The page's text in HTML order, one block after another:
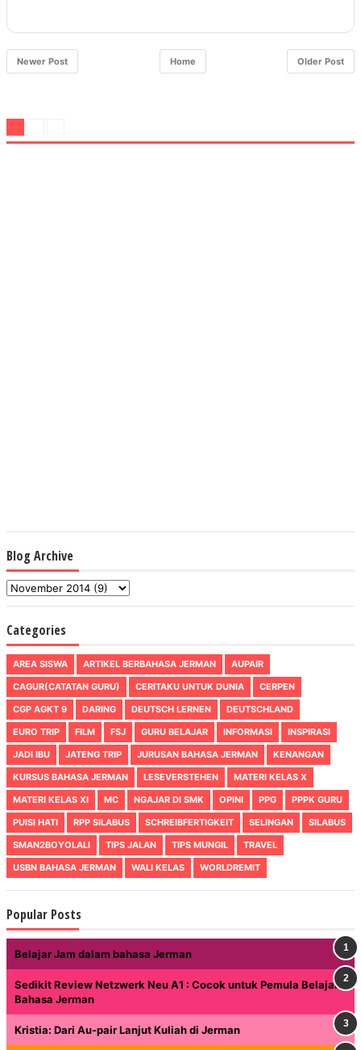
Newer Post Older Post
Home
Blog Archive
Categories
AREA SISWA ARTIKEL BERBAHASA JERMAN
AUPAIR
CAGUR(CATATAN GURU)
CERITAKU UNTUK DUNIA
CERPEN
CGP AGKT 9
DARING DEUTSCH LERNEN
DEUTSCHLAND
EURO TRIP
FILM FSJ GURU BELAJAR INFORMASI
INSPIRASI
JADI IBU
JATENG TRIP JURUSAN BAHASA JERMAN
KENANGAN
KURSUS BAHASA JERMAN
LESEVERSTEHEN
MATERI KELAS X
MATERI KELAS XI
MC NGAJAR DI SMK OPINI PPG
PPPK GURU
PUISI HATI
RPP SILABUS SCHREIBFERTIGKEIT SELINGAN
SILABUS
SMAN2BOYOLALI
TIPS JALAN TIPS MUNGIL
TRAVEL
USBN BAHASA JERMAN
WALI KELAS WORLDREMIT
Popular Posts
Belajar Jam dalam bahasa Jerman
Sedikit Review Netzwerk Neu A1 : Cocok untuk Pemula Belajar
Bahasa Jerman
Kristia: Dari Au-pair Lanjut Kuliah di Jerman